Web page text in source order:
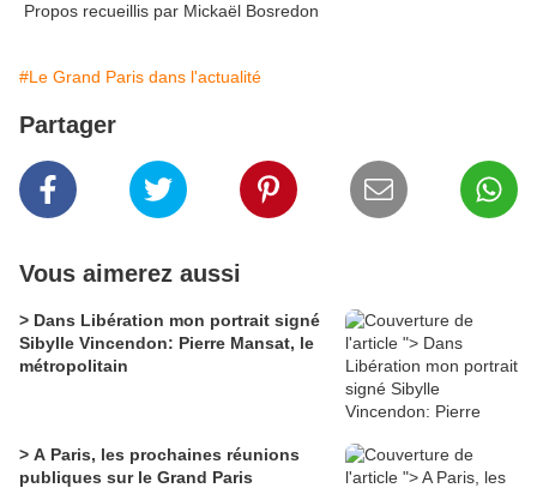
Propos recueillis par Mickaël Bosredon
#Le Grand Paris dans l'actualité
Partager
Vous aimerez aussi
> Dans Libération mon portrait signé
Sibylle Vincendon: Pierre Mansat, le
métropolitain
> A Paris, les prochaines réunions
publiques sur le Grand Paris